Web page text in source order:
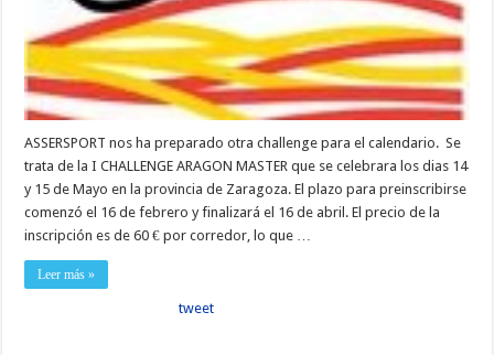
ASSERSPORT nos ha preparado otra challenge para el calendario. Se
trata de la I CHALLENGE ARAGON MASTER que se celebrara los dias 14
y 15 de Mayo en la provincia de Zaragoza. El plazo para preinscribirse
comenzó el 16 de febrero y finalizará el 16 de abril. El precio de la
inscripción es de 60 € por corredor, lo que …
Leer más »
tweet